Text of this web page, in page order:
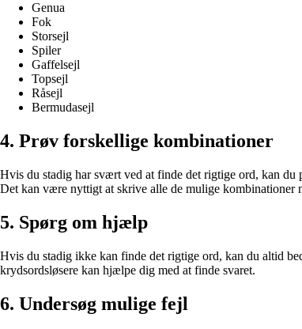
Genua
Fok
Storsejl
Spiler
Gaffelsejl
Topsejl
Råsejl
Bermudasejl
4. Prøv forskellige kombinationer
Hvis du stadig har svært ved at finde det rigtige ord, kan du
Det kan være nyttigt at skrive alle de mulige kombinationer
5. Spørg om hjælp
Hvis du stadig ikke kan finde det rigtige ord, kan du altid
krydsordsløsere kan hjælpe dig med at finde svaret.
6. Undersøg mulige fejl